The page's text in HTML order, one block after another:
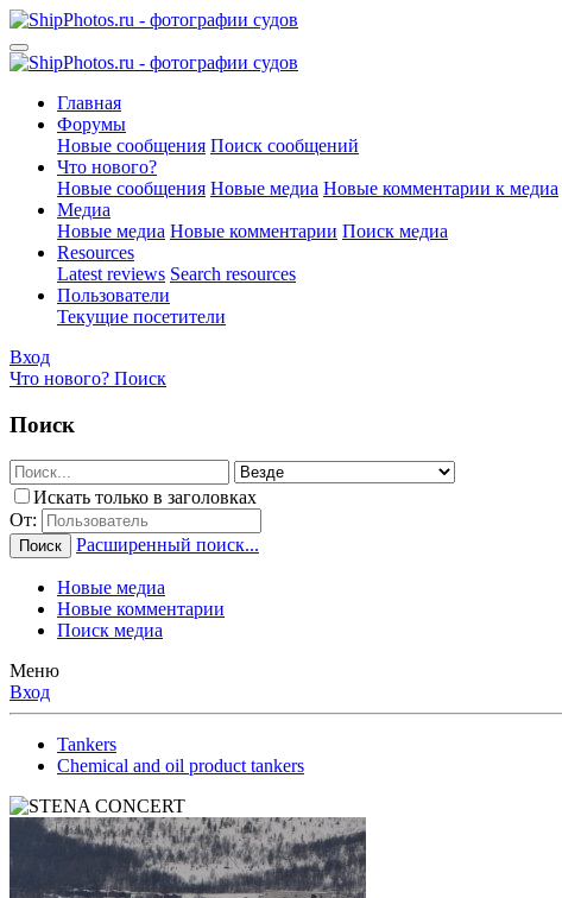
Главная
Форумы
Новые сообщения Поиск сообщений
Что нового?
Новые сообщения Новые медиа Новые комментарии к медиа
Медиа
Новые медиа Новые комментарии Поиск медиа
Resources
Latest reviews Search resources
Пользователи
Текущие посетители
Вход
Что нового? Поиск
Поиск
Искать только в заголовках
От:
Поиск Расширенный поиск...
Новые медиа
Новые комментарии
Поиск медиа
Меню
Вход
Tankers
Chemical and oil product tankers